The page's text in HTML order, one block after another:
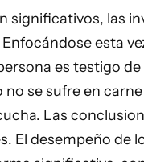
significativos, las
esta
es testigo de
no se sufre en
Las
El desempeño de